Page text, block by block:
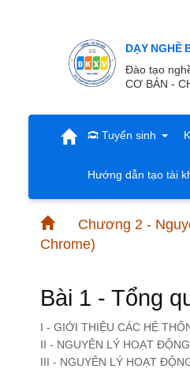
DẠY NGHỀ
Đào tạo
CƠ BẢN -
Tuyển sinh
Hướng dẫn tạo tài
Chương 2 -
Chrome)
Bài 1 - Tổng
I - GIỚI THIỆU CÁC HỆ
II - NGUYÊN LÝ HOẠT
III - NGUYÊN LÝ HOẠT